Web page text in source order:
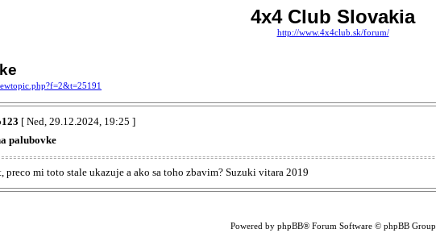
4x4 Club Slovakia
http://www.4x4club.sk/forum/
[ Ned, 29.12.2024, 19:25 ]
palubovke
preco mi toto stale ukazuje a ako sa toho zbavim? Suzuki vitara 2019
Powered by phpBB® Forum Software © phpBB Group